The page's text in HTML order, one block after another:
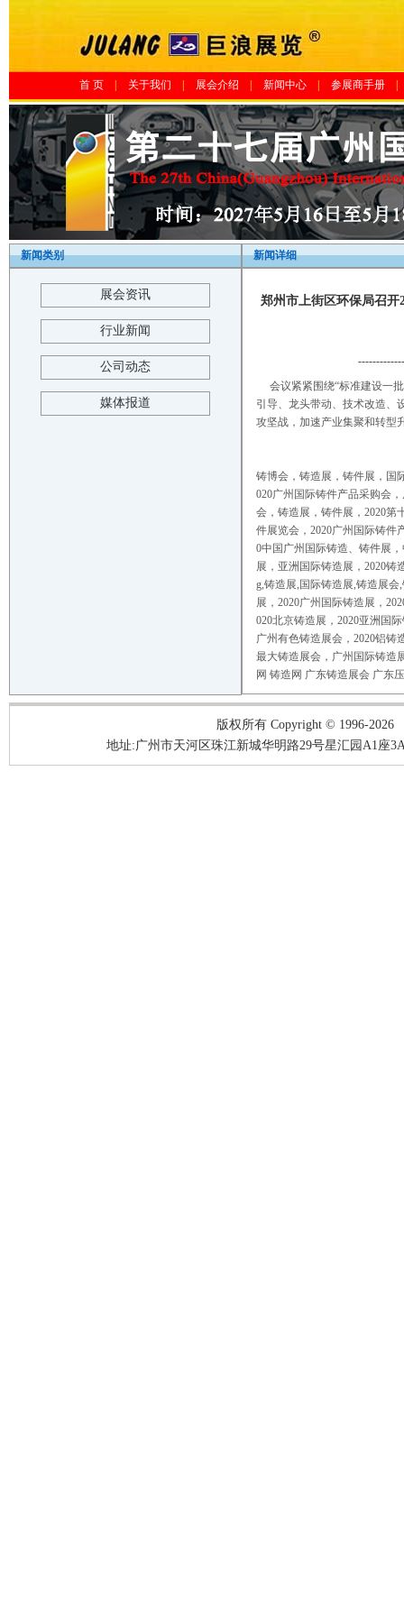
首 页 关于我们 展会介绍 新闻中心 参展商手册|
新闻类别
展会资讯
行业新闻
公司动态
媒体报道
新闻详细
郑州市上街区环保局召开
会议紧紧围绕“标准建设一
引导、龙头带动、技术改造、
攻坚战，加速产业集聚和转型
铸博会， 铸造展，铸件展，国
020广州 国际铸件产品采购会
会，铸造展，铸件展， 2020第
件展览会， 2020广州 国际铸件
0中国 广州 国际铸造、铸件展
展，亚洲国际铸造展， 2020铸
g,铸造展, 国际铸造展,铸造展会,
展， 2020广州 国际铸造展，
020北京铸造展， 2020亚洲国
广州 有色铸造展会， 2020铝铸
最大铸造展会， 广州 国际铸造
网 铸造网 广东铸造展会 广东
版权所有 Copyright © 1996-2026
地址:广州市天河区珠江新城华明路29号星汇园A1座